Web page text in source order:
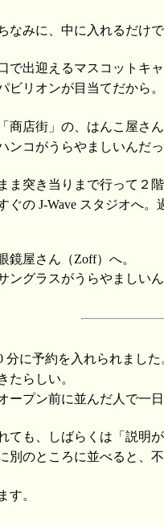
なみに、中に入れるだけ
で出迎えるマスコットキ
ビリオンが目当てだから。
商店街」の、はんこ屋さん
ンコがうらやましいんだっ
ま突き当りまで行って２階
ぐの J-Wave スタジオへ
鏡屋さん（Zoff）へ。
ングラスがうらやましいん
分に予約を入れられました
たらしい。
ープン前に並んだ人で一
ても、しばらくは「説明
別のところに並べると、
す。